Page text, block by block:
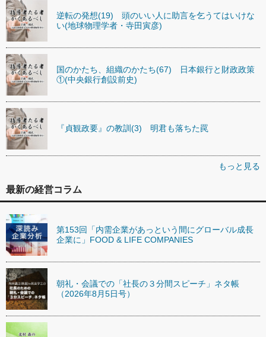
逆転の発想(19) 頭のいい人に助言を乞うてはいけな
い(地球物理学者・寺田寅彦)
国のかたち、組織のかたち(67) 日本銀行と財政政策
①(中央銀行創設前史)
『貞観政要』の教訓(3) 明君も落ちた罠
もっと見る
最新の経営コラム
第153回「内需企業があっという間にグローバル成長
企業に」FOOD & LIFE COMPANIES
朝礼・会議での「社長の３分間スピーチ」ネタ帳
（2026年8月5日号）